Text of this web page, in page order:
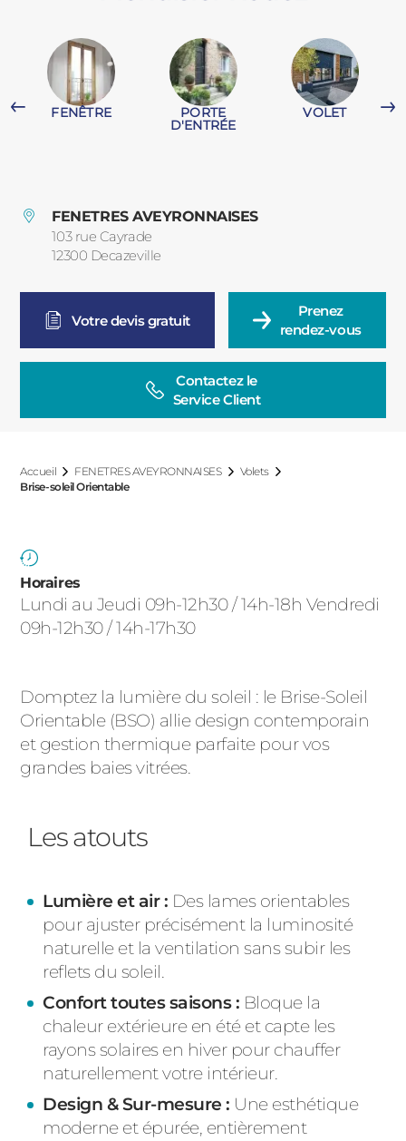
FENÊTRE PORTE
D'ENTRÉE
VOLET
FENETRES AVEYRONNAISES
103 rue Cayrade
12300 Decazeville
Votre devis gratuit
Prenez
rendez-vous
Contactez le
Service Client
Accueil FENETRES AVEYRONNAISES
Volets
Brise-soleil Orientable
Horaires
Lundi au Jeudi 09h-12h30 / 14h-18h Vendredi
09h-12h30 / 14h-17h30
Domptez la lumière du soleil : le Brise-Soleil
Orientable (BSO) allie design contemporain
et gestion thermique parfaite pour vos
grandes baies vitrées.
Les atouts
Lumière et air : Des lames orientables
pour ajuster précisément la luminosité
naturelle et la ventilation sans subir les
reflets du soleil.
Confort toutes saisons : Bloque la
chaleur extérieure en été et capte les
rayons solaires en hiver pour chauffer
naturellement votre intérieur.
Design & Sur-mesure : Une esthétique
moderne et épurée, entièrement
PVC
ACIER
CARPORTS
CLÔTURES